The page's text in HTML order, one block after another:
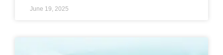
June 19, 2025